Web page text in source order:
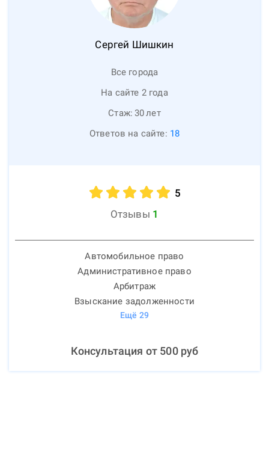
Сергей Шишкин
Все города
На сайте 2 года
Стаж: 30лет
Ответов на сайте: 18
5
Отзывы 1
Автомобильное право
Административное право
Арбитраж
Взыскание задолженности
Ещё 29
Консультация от 500руб